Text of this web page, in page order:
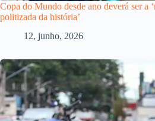
Copa do Mundo desde ano deverá ser a
politizada da história’
12, junho, 2026